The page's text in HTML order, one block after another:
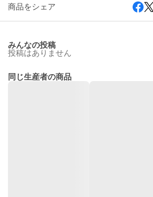
商品をシェア
みんなの投稿
投稿はありません
同じ生産者の商品